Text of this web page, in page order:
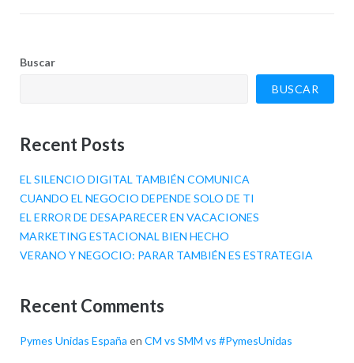
Buscar
BUSCAR
Recent Posts
EL SILENCIO DIGITAL TAMBIÉN COMUNICA
CUANDO EL NEGOCIO DEPENDE SOLO DE TI
EL ERROR DE DESAPARECER EN VACACIONES
MARKETING ESTACIONAL BIEN HECHO
VERANO Y NEGOCIO: PARAR TAMBIÉN ES ESTRATEGIA
Recent Comments
Pymes Unidas España en CM vs SMM vs #PymesUnidas